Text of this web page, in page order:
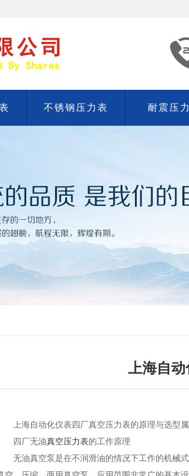
不锈钢压力表 耐震压
上海自
上海自动化仪表四厂真空压力表的原理与选型
四厂无油真空压力表的工作原理
无油真空泵是在不润滑油的情况下工作的机械